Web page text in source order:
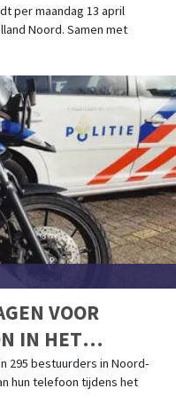
per maandag 13 april
Noord. Samen met
VOOR
IN HET
295 bestuurders in Noord-
hun telefoon tijdens het